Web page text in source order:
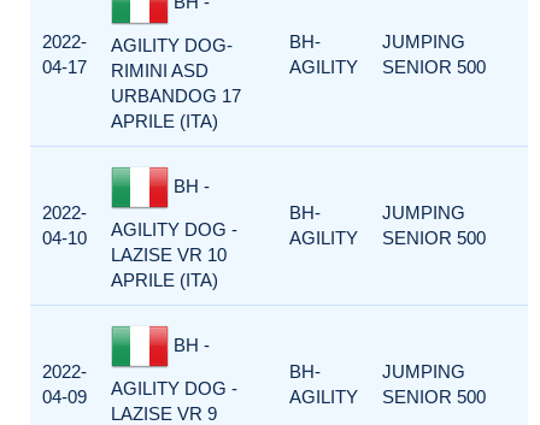
2022-
04-17
AGILITY DOG-
RIMINI ASD
URBANDOG 17
APRILE (ITA)
BH-
AGILITY
JUMPING
SENIOR 500
2022-
04-10
BH -
AGILITY DOG -
LAZISE VR 10
APRILE (ITA)
BH-
AGILITY
JUMPING
SENIOR 500
2022-
04-09
BH -
AGILITY DOG -
LAZISE VR 9
BH-
AGILITY
JUMPING
SENIOR 500